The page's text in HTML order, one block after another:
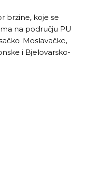
brzine, koje se
na području PU
Moslavačke,
i Bjelovarsko-